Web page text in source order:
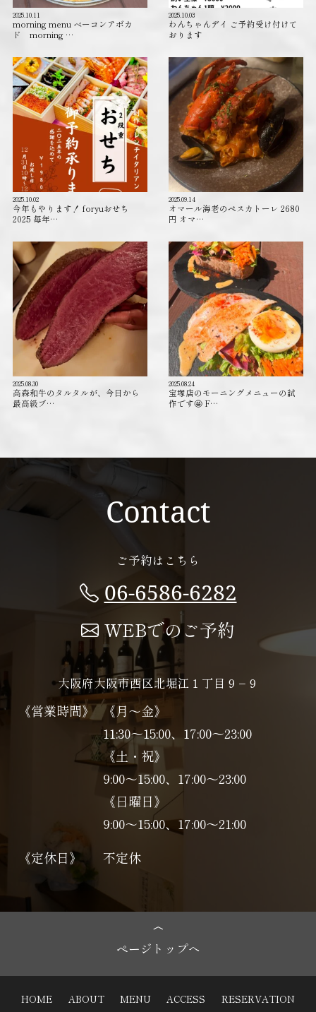
2025.10.11
morning menu ベーコンアボカ
ド morning …
2025.10.03
わんちゃんデイ ご予約受け付けて
おります️
2025.10.02
今年もやります！ foryuおせち
2025 毎年…
2025.09.14
オマール海老のペスカトーレ 2680
円 オマ…
2025.08.30
高森和牛のタルタルが、今日から
最高級ブ…
2025.08.24
宝塚店のモーニングメニューの試
作です🤩 F…
Contact
ご予約はこちら
06-6586-6282
WEBでのご予約
大阪府大阪市西区北堀江１丁目９−９
《営業時間》 《月～金》
11:30～15:00、17:00～23:00
《土・祝》
9:00～15:00、17:00〜23:00
《日曜日》
9:00～15:00、17:00〜21:00
《定休日》
不定休
ページトップへ
HOME ABOUT MENU ACCESS RESERVATION